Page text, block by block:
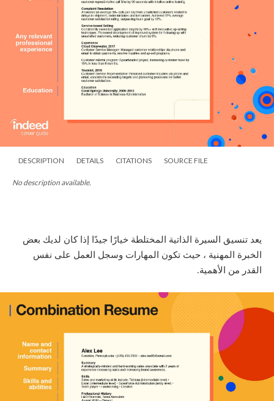
DESCRIPTION DETAILS CITATIONS SOURCE FILE
No description available.
يعد تنسيق السيرة الذاتية المختلطة خيارًا جيدًا إذا كان لديك بعض
الخبرة المهنية ، حيث تكون المهارات وسجل العمل على نفس
القدر من الأهمية.